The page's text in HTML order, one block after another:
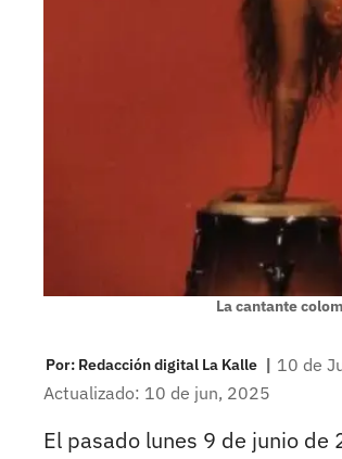
La cantante
Por: Redacción digital La Kalle | 10 de
Actualizado: 10 de jun, 2025
El pasado lunes 9 de junio de